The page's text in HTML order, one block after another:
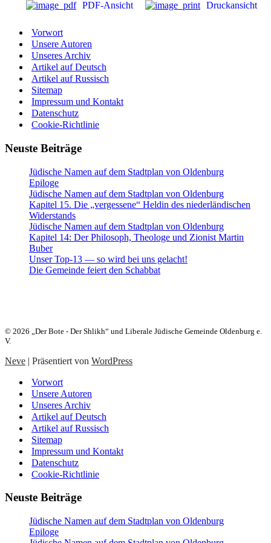
PDF-Ansicht Druckansicht
Vorwort
Unsere Autoren
Unseres Archiv
Artikel auf Deutsch
Artikel auf Russisch
Sitemap
Impressum und Kontakt
Datenschutz
Cookie-Richtlinie
Neuste Beiträge
Jüdische Namen auf dem Stadtplan von Oldenburg
Epiloge
Jüdische Namen auf dem Stadtplan von Oldenburg
Kapitel 15. Die „vergessene“ Heldin des niederländischen
Widerstands
Jüdische Namen auf dem Stadtplan von Oldenburg
Kapitel 14: Der Philosoph, Theologe und Zionist Martin
Buber
Unser Top-13 — so wird bei uns gelacht!
Die Gemeinde feiert den Schabbat
© 2026 „Der Bote - Der Shlikh“ und Liberale Jüdische Gemeinde Oldenburg e.
V.
Neve | Präsentiert von WordPress
Vorwort
Unsere Autoren
Unseres Archiv
Artikel auf Deutsch
Artikel auf Russisch
Sitemap
Impressum und Kontakt
Datenschutz
Cookie-Richtlinie
Neuste Beiträge
Jüdische Namen auf dem Stadtplan von Oldenburg
Epiloge